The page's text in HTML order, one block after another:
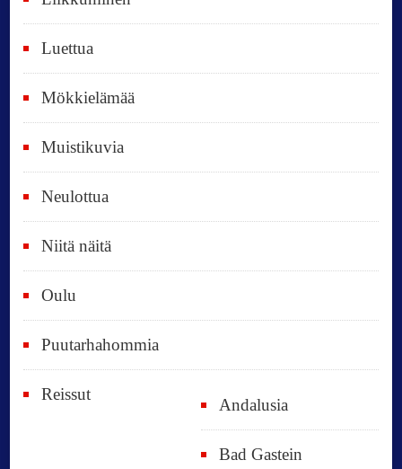
ä
t
Luettua
Mökkielämää
Muistikuvia
Neulottua
Niitä näitä
Oulu
Puutarhahommia
Reissut
Andalusia
Bad Gastein